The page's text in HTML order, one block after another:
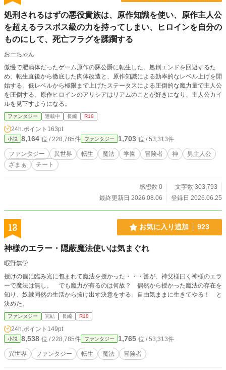
処刑されるはずの悪役貴族は、原作知識を使い、原作主人公
を超えるラスボス級の力を持ってしまい、ヒロインを自分の
ものにして、死亡フラグを蹂躙する
おーちゃん
傲慢で肥満体だったゲーム原作の豚公爵に転生した。処刑エンドを回避するた
め、転生直後から徹底した肉体改造と、原作知識による効率的なレベル上げを開
始する。低レベルから極限まで上げたステータスによる圧倒的な魔力量で主人公
を圧倒する。原作ヒロインのアリシアはリアムのことが好きになり、主人公カイ
ルを見下すようになる。
ファンタジー 連載中 長編 R18
24h.ポイント 163pt
小説 8,164 位 / 228,785件 ファンタジー 1,703 位 / 53,313件
ファンタジー 異世界 転生 魔法 学園 冒険者 神
男主人公
ざまぁ
チート
感想数 0
文字数 303,793
最終更新日 2026.08.06
登録日 2026.06.25
13 お気に入り追加 923
神様のエラー・隠蔽魔法使いは気まぐれ
暇野無学
授けの儀に臨み光に包まれて魔法を授かった・・・筈が、神父様曰く神様のエラ
ーで魔法は無し。 でも魔力が有るのは何故？ 偶然から授かった魔法の存在を
知り、奴隷同然の生活から抜け出す決意をする。自由気ままに生きてやる！ と
決めた。
ファンタジー 完結 長編 R18
24h.ポイント 149pt
小説 8,538 位 / 228,785件 ファンタジー 1,765 位 / 53,313件
異世界 ファンタジー 転生 魔法 冒険者